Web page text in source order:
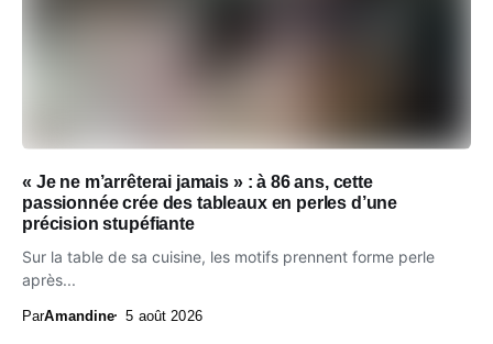
« Je ne m’arrêterai jamais » : à 86 ans, cette
passionnée crée des tableaux en perles d’une
précision stupéfiante
Sur la table de sa cuisine, les motifs prennent forme perle
après...
ParAmandine 5 août 2026